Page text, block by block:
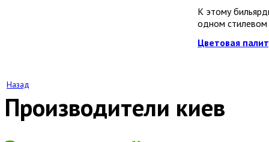
К этому
одном
Цветовая
Назад
Производители киев